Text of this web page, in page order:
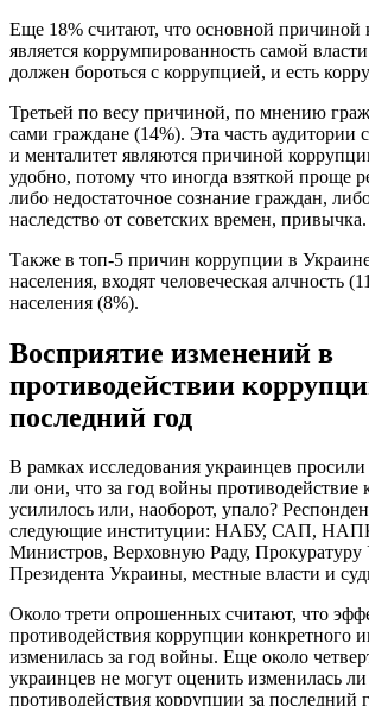
Еще 18% считают, что основной причиной
является коррумпированность самой
должен бороться с коррупцией, и есть
Третьей по весу причиной, по мнению
сами граждане (14%). Эта часть аудитории
и менталитет являются причиной
удобно, потому что иногда взяткой проще
либо недостаточное сознание граждан,
наследство от советских времен, привычка.
Также в топ-5 причин коррупции в
населения, входят человеческая алчность
населения (8%).
Восприятие изменений в
противодействии
последний год
В рамках исследования украинцев
ли они, что за год войны противодействие
усилилось или, наоборот, упало?
следующие институции: НАБУ, САП,
Министров, Верховную Раду, Прокуратуру
Президента Украины, местные власти и
Около трети опрошенных считают, что
противодействия коррупции конкретного
изменилась за год войны. Еще около
украинцев не могут оценить изменилась
противодействия коррупции за последний